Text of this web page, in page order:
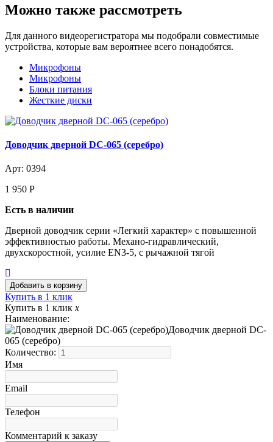
Можно также рассмотреть
Для данного видеорегистратора мы подобрали совместимые
устройства, которые вам вероятнее всего понадобятся.
Микрофоны
Микрофоны
Блоки питания
Жесткие диски
Доводчик дверной DC-065 (серебро)
Арт: 0394
1 950 Р
Есть в наличии
Дверной доводчик серии «Легкий характер» с повышенной
эффективностью работы. Механо-гидравлический,
двухскоростной, усилие EN3-5, с рычажной тягой
Купить в 1 клик
Купить в 1 клик x
Наименование:
Доводчик дверной DC-
065 (серебро)
Количество:
Имя
Email
Телефон
Комментарий к заказу